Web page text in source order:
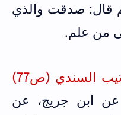
قال: صدقت والذي
من علم.
السندي (ص77)
عن ابن جريج، عن